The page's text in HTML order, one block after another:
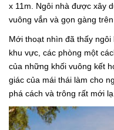
x 11m. Ngôi nhà được xây
vuông vắn và gọn gàng
Mới thoạt nhìn đã thấy
khu vực, các phòng một
của những khối vuông kết
giác của mái thái làm cho
phá cách và trông rất mới lạ.